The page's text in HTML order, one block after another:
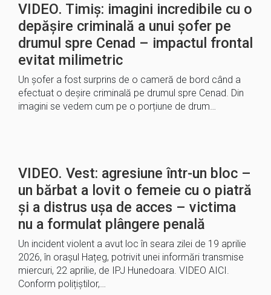
VIDEO. Timiș: imagini incredibile cu o
depășire criminală a unui șofer pe
drumul spre Cenad – impactul frontal
evitat milimetric
Un șofer a fost surprins de o cameră de bord când a
efectuat o deșire criminală pe drumul spre Cenad. Din
imagini se vedem cum pe o porțiune de drum…
VIDEO. Vest: agresiune într-un bloc –
un bărbat a lovit o femeie cu o piatră
și a distrus ușa de acces – victima
nu a formulat plângere penală
Un incident violent a avut loc în seara zilei de 19 aprilie
2026, în orașul Hațeg, potrivit unei informări transmise
miercuri, 22 aprilie, de IPJ Hunedoara. VIDEO AICI.
Conform polițiștilor,…